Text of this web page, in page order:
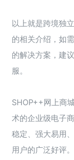
以上就是跨境独立
的相关介绍，如
的解决方案，建
服。
SHOP++网上商
术的企业级电子
稳定、强大易用
用户的广泛好评